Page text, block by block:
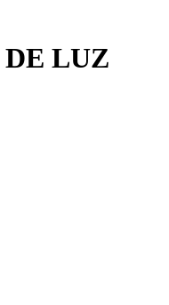
LUZ